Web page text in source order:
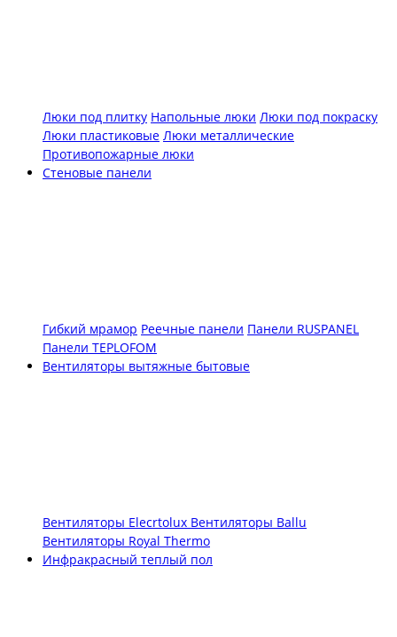
Люки под плитку Напольные люки Люки под покраску
Люки пластиковые Люки металлические
Противопожарные люки
Стеновые панели
Гибкий мрамор Реечные панели Панели RUSPANEL
Панели TEPLOFOM
Вентиляторы вытяжные бытовые
Вентиляторы Elecrtolux Вентиляторы Ballu
Вентиляторы Royal Thermo
Инфракрасный теплый пол